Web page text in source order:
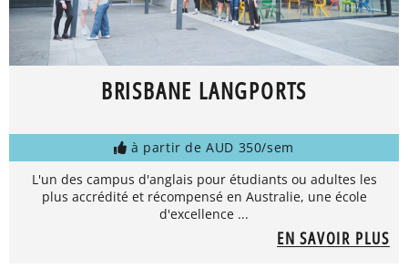
BRISBANE LANGPORTS
à partir de AUD 350/sem
L'un des campus d'anglais pour étudiants ou adultes les
plus accrédité et récompensé en Australie, une école
d'excellence ...
EN SAVOIR PLUS